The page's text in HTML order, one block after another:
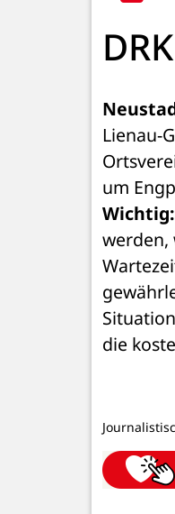
Lienau-
um
Wichtig:
werden,
die